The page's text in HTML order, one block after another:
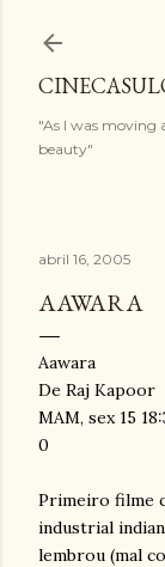
"As I was moving
beauty"
abril 16, 2005
AAWARA
Aawara
De Raj Kapoor
MAM, sex 15
0
Primeiro filme
industrial
lembrou (mal